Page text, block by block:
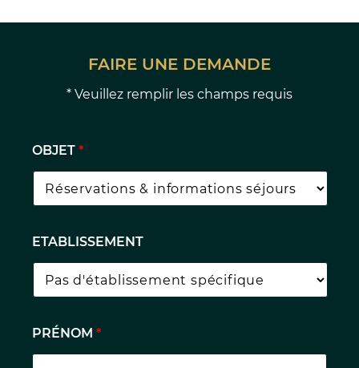
FAIRE UNE DEMANDE
* Veuillez remplir les champs requis
OBJET *
ETABLISSEMENT
PRÉNOM *